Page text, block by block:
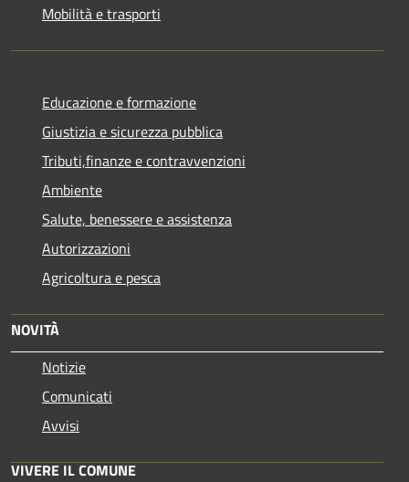
Mobilità e trasporti
Educazione e formazione
Giustizia e sicurezza pubblica
Tributi,finanze e contravvenzioni
Ambiente
Salute, benessere e assistenza
Autorizzazioni
Agricoltura e pesca
NOVITÀ
Notizie
Comunicati
Avvisi
VIVERE IL COMUNE